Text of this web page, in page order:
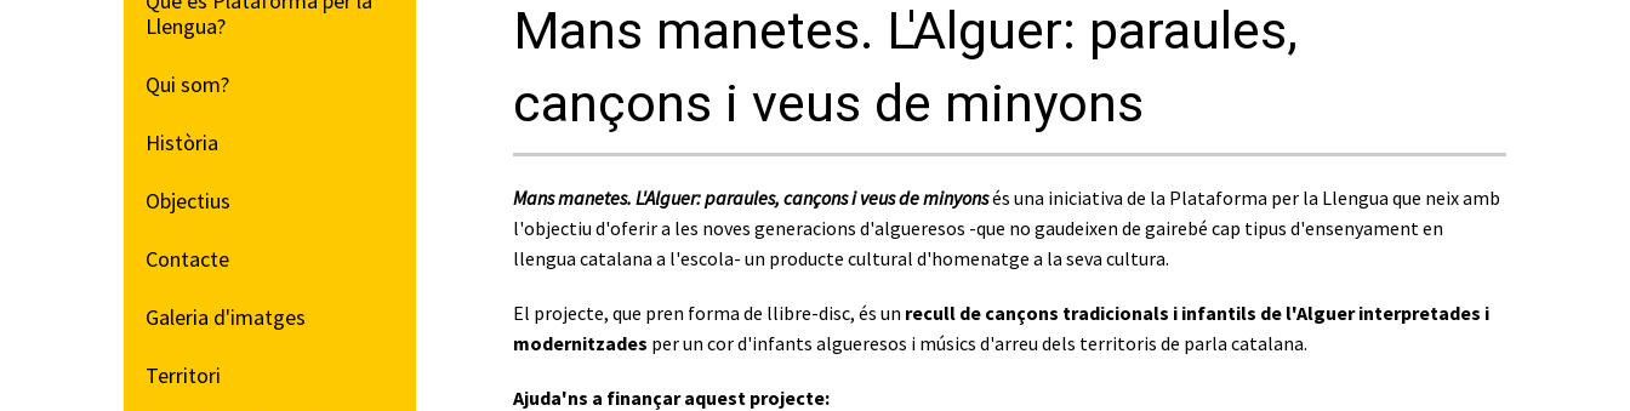
Mans manetes. L'Alguer: paraules,
cançons i veus de minyons
Mans manetes. L'Alguer: paraules, cançons i veus de minyonsés una iniciativa de la Plataforma per la Llengua que neix amb
l'objectiu d'oferir a les noves generacions d'algueresos -que no gaudeixen de gairebé cap tipus d'ensenyament en
llengua catalana a l'escola- un producte cultural d'homenatge a la seva cultura.
El projecte, que pren forma de llibre-disc, és un recull de cançons tradicionals i infantils de l'Alguer interpretades i
modernitzades per un cor d'infants algueresos i músics d'arreu dels territoris de parla catalana.
Ajuda'ns a finançar aquest projecte:
secundària
Llengua?
Qui som?
Història
Objectius
Contacte
Galeria d'imatges
Territori